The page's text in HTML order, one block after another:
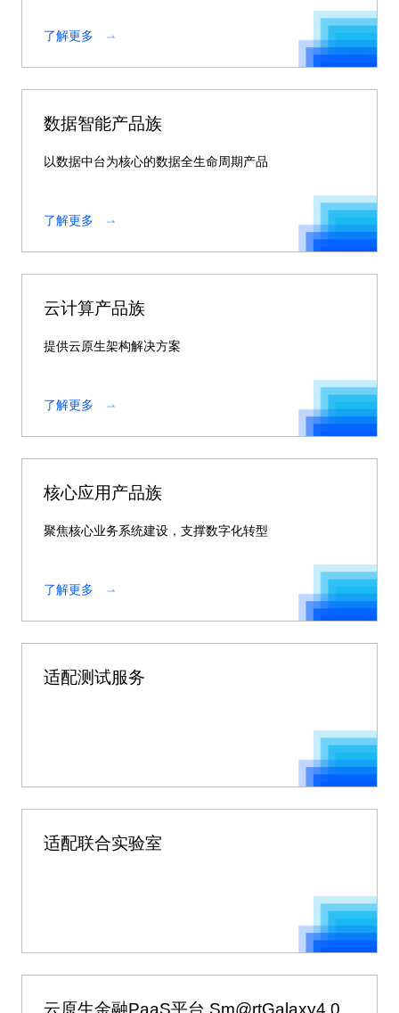
了解更多
数据智能产品族
以数据中台为核心的数据全生命周期产品
了解更多
云计算产品族
提供云原生架构解决方案
了解更多
核心应用产品族
聚焦核心业务系统建设，支撑数字化转型
了解更多
适配测试服务
适配联合实验室
云原生金融PaaS平台 Sm@rtGalaxy4.0